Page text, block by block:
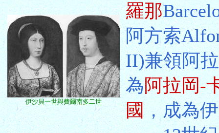
伊沙貝一世與費爾南多二世
羅那
阿方索
II)兼領阿
為阿拉岡-
國，成為